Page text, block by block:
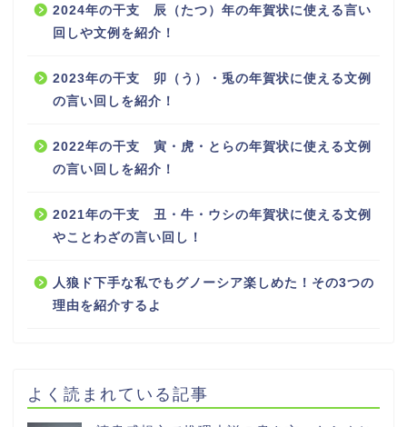
2024年の干支 辰（たつ）年の年賀状に使える言い
回しや文例を紹介！
2023年の干支 卯（う）・兎の年賀状に使える文例
の言い回しを紹介！
2022年の干支 寅・虎・とらの年賀状に使える文例
の言い回しを紹介！
2021年の干支 丑・牛・ウシの年賀状に使える文例
やことわざの言い回し！
人狼ド下手な私でもグノーシア楽しめた！その3つの
理由を紹介するよ
よく読まれている記事